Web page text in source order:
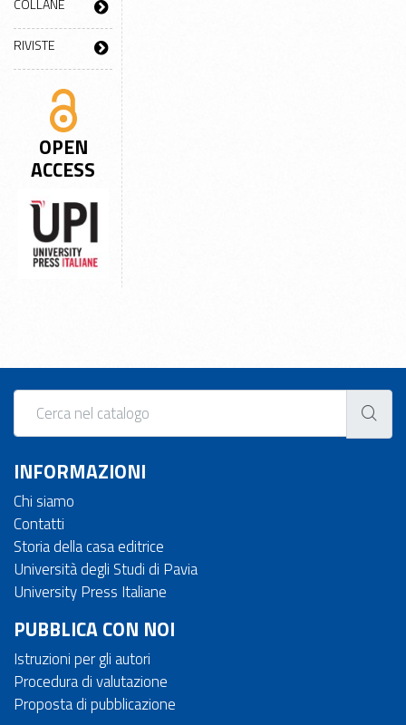
COLLANE
RIVISTE
OPEN
ACCESS
INFORMAZIONI
Chi siamo
Contatti
Storia della casa editrice
Università degli Studi di Pavia
University Press Italiane
PUBBLICA CON NOI
Istruzioni per gli autori
Procedura di valutazione
Proposta di pubblicazione